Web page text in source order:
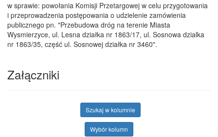
w sprawie: powołania Komisji Przetargowej w celu przygotowania
i przeprowadzenia postępowania o udzielenie zamówienia
publicznego pn. "Przebudowa dróg na terenie Miasta
Wysmierzyce, ul. Lesna działka nr 1863/17, ul. Sosnowa dzialka
nr 1863/35, część ul. Sosnowej działka nr 3460".
Załączniki
Szukaj w kolumnie
Wybór kolumn